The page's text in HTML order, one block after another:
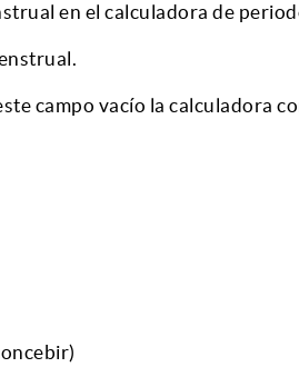
en el calculadora de
campo vacío la calculadora